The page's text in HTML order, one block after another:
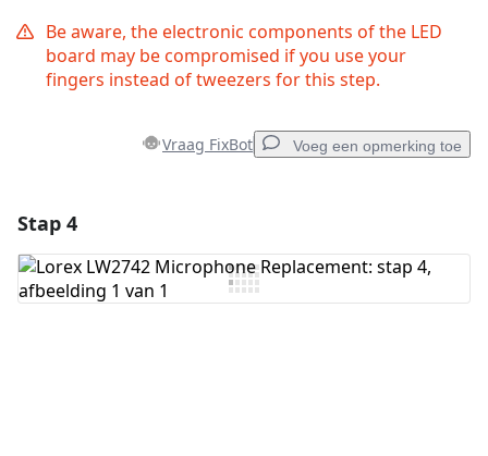
Be aware, the electronic components of the LED
board may be compromised if you use your
fingers instead of tweezers for this step.
Vraag FixBot Voeg een opmerking toe
Voeg opmerking toe
Stap 4